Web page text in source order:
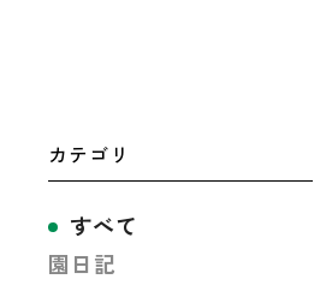
カテゴリ
すべて
園日記